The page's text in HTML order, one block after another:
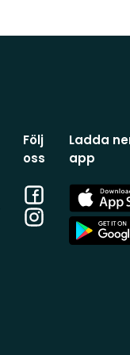
Följ
oss
Facebook
Instagram
Ladda
app
App
Store
App
Store